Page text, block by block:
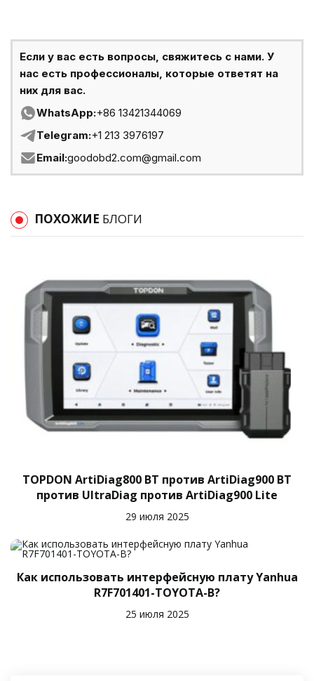
Если у вас есть вопросы, свяжитесь с нами. У
нас есть профессионалы, которые ответят на
них для вас.
WhatsApp:+86 13421344069
Telegram:+1 213 3976197
Email:goodobd2.com@gmail.com
ПОХОЖИЕ БЛОГИ
TOPDON ArtiDiag800 BT против ArtiDiag900 BT
против UltraDiag против ArtiDiag900 Lite
29 июля 2025
Как использовать интерфейсную плату Yanhua
R7F701401-TOYOTA-B?
25 июля 2025